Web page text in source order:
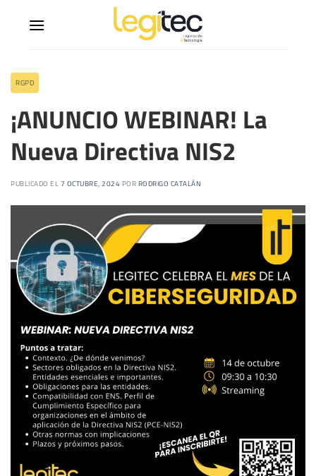
RGPD
¡ANUNCIO WEBINAR! La
Nueva Directiva NIS2
PUBLICADO EL 7 OCTUBRE, 2024 POR RODRIGO CATALÁN